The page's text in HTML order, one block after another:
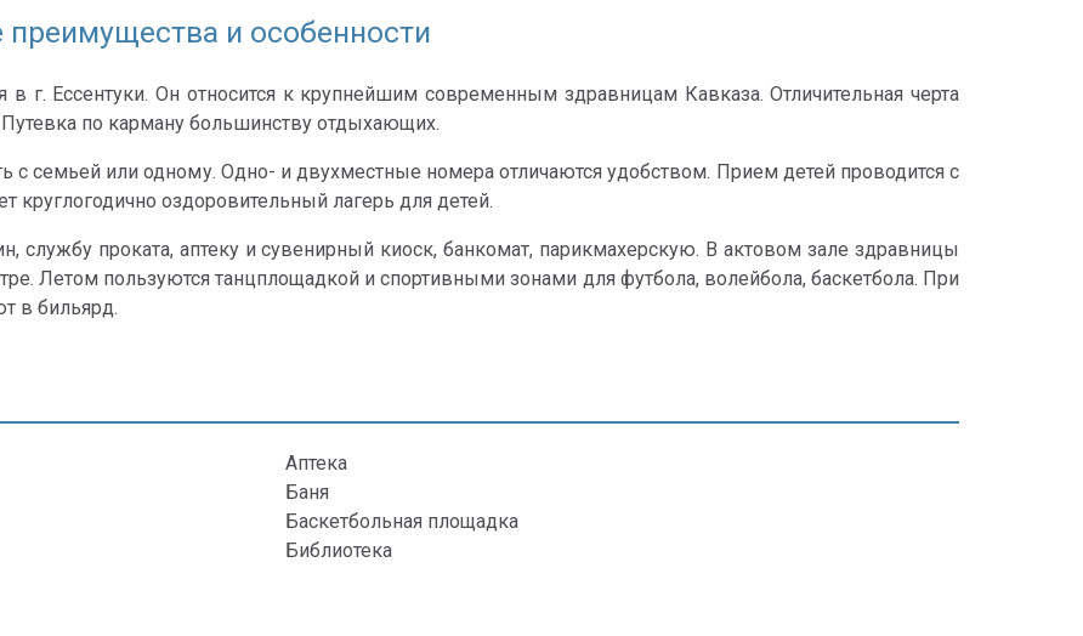
и особенности
в г. Ессентуки. Он относится к крупнейшим современным здравницам Кавказа. Отличительная черта
по карману большинству отдыхающих.
с семьей или одному. Одно- и двухместные номера отличаются удобством. Прием детей проводится с
круглогодично оздоровительный лагерь для детей.
службу проката, аптеку и сувенирный киоск, банкомат, парикмахерскую. В актовом зале здравницы
Летом пользуются танцплощадкой и спортивными зонами для футбола, волейбола, баскетбола. При
в бильярд.
Аптека
Баня
Баскетбольная площадка
Библиотека